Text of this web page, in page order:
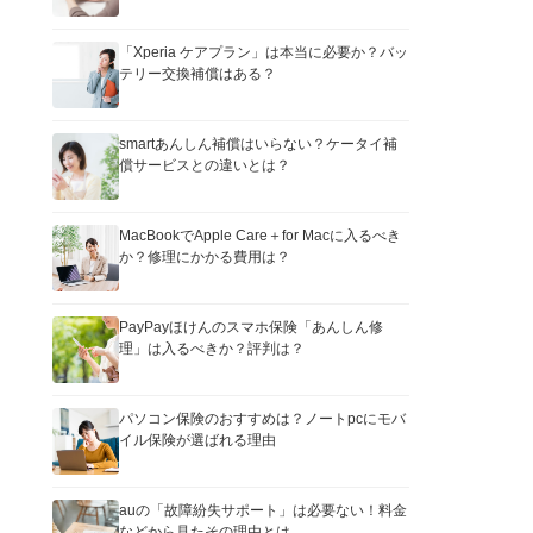
「Xperia ケアプラン」は本当に必要か？バッ
テリー交換補償はある？
smartあんしん補償はいらない？ケータイ補
償サービスとの違いとは？
MacBookでApple Care＋for Macに入るべき
か？修理にかかる費用は？
PayPayほけんのスマホ保険「あんしん修
理」は入るべきか？評判は？
パソコン保険のおすすめは？ノートpcにモバ
イル保険が選ばれる理由
auの「故障紛失サポート」は必要ない！料金